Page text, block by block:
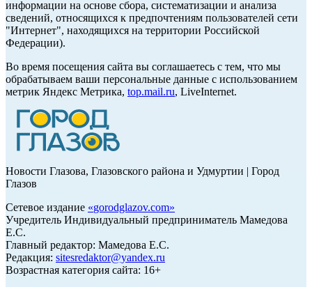
информации на основе сбора, систематизации и анализа
сведений, относящихся к предпочтениям пользователей сети
"Интернет", находящихся на территории Российской
Федерации).
Во время посещения сайта вы соглашаетесь с тем, что мы
обрабатываем ваши персональные данные с использованием
метрик Яндекс Метрика, top.mail.ru, LiveInternet.
Новости Глазова, Глазовского района и Удмуртии | Город
Глазов
Сетевое издание «gorodglazov.com»
Учредитель Индивидуальный предприниматель Мамедова
Е.С.
Главный редактор: Мамедова Е.С.
Редакция: sitesredaktor@yandex.ru
Возрастная категория сайта: 16+